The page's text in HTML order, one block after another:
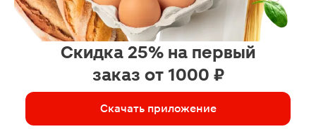
Скидка 25% на первый
заказ от 1000 ₽
Скачать приложение